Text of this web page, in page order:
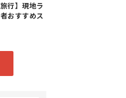
行】現地ラ
おすすめス